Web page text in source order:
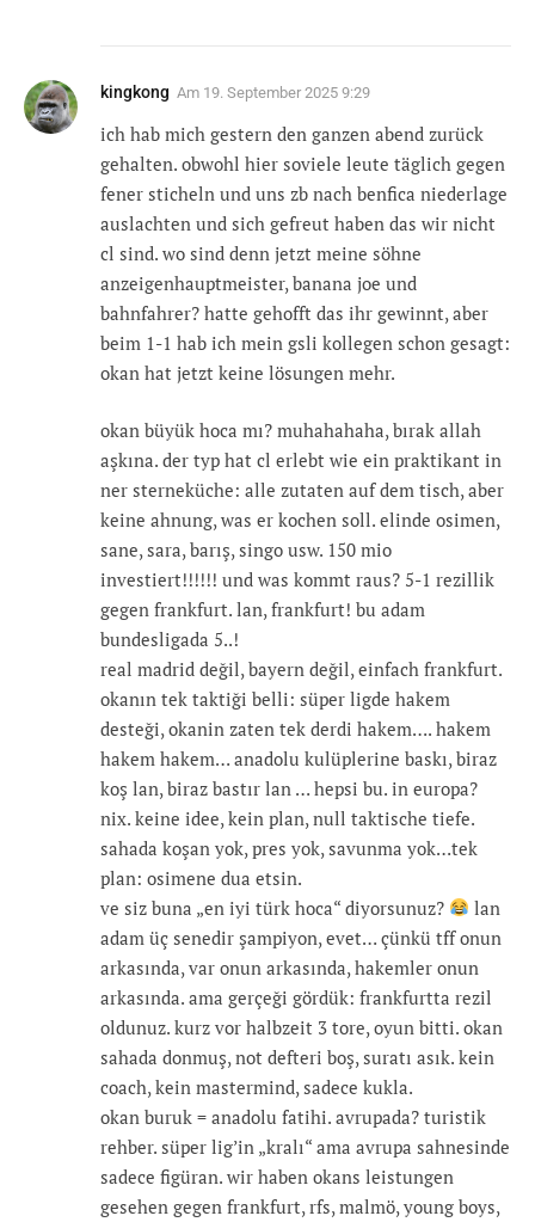
kingkong Am 19. September 2025 9:29
ich hab mich gestern den ganzen abend zurück
gehalten. obwohl hier soviele leute täglich gegen
fener sticheln und uns zb nach benfica niederlage
auslachten und sich gefreut haben das wir nicht
cl sind. wo sind denn jetzt meine söhne
anzeigenhauptmeister, banana joe und
bahnfahrer? hatte gehofft das ihr gewinnt, aber
beim 1-1 hab ich mein gsli kollegen schon gesagt:
okan hat jetzt keine lösungen mehr.
okan büyük hoca mı? muhahahaha, bırak allah
aşkına. der typ hat cl erlebt wie ein praktikant in
ner sterneküche: alle zutaten auf dem tisch, aber
keine ahnung, was er kochen soll. elinde osimen,
sane, sara, barış, singo usw. 150 mio
investiert!!!!!! und was kommt raus? 5-1 rezillik
gegen frankfurt. lan, frankfurt! bu adam
bundesligada 5..!
real madrid değil, bayern değil, einfach frankfurt.
okanın tek taktiği belli: süper ligde hakem
desteği, okanin zaten tek derdi hakem…. hakem
hakem hakem… anadolu kulüplerine baskı, biraz
koş lan, biraz bastır lan … hepsi bu. in europa?
nix. keine idee, kein plan, null taktische tiefe.
sahada koşan yok, pres yok, savunma yok…tek
plan: osimene dua etsin.
ve siz buna „en iyi türk hoca“ diyorsunuz?
lan
adam üç senedir şampiyon, evet… çünkü tff onun
arkasında, var onun arkasında, hakemler onun
arkasında. ama gerçeği gördük: frankfurtta rezil
oldunuz. kurz vor halbzeit 3 tore, oyun bitti. okan
sahada donmuş, not defteri boş, suratı asık. kein
coach, kein mastermind, sadece kukla.
okan buruk = anadolu fatihi. avrupada? turistik
rehber. süper lig’in „kralı“ ama avrupa sahnesinde
sadece figüran. wir haben okans leistungen
gesehen gegen frankfurt, rfs, malmö, young boys,